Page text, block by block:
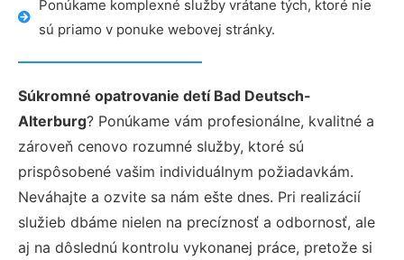
Ponúkame komplexné služby vrátane tých, ktoré nie
sú priamo v ponuke webovej stránky.
Súkromné opatrovanie detí Bad Deutsch-
Alterburg? Ponúkame vám profesionálne, kvalitné a
zároveň cenovo rozumné služby, ktoré sú
prispôsobené vašim individuálnym požiadavkám.
Neváhajte a ozvite sa nám ešte dnes. Pri realizácií
služieb dbáme nielen na precíznosť a odbornosť, ale
aj na dôslednú kontrolu vykonanej práce, pretože si